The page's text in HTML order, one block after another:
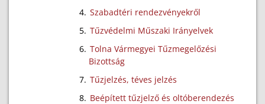
Szabadtéri rendezvényekről
Tűzvédelmi Műszaki Irányelvek
Tolna Vármegyei Tűzmegelőzési
Bizottság
Tűzjelzés, téves jelzés
Beépített tűzjelző és oltóberendezés